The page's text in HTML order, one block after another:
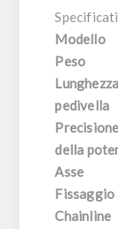
Modello
Peso
Lunghezza
pedivella
Precisione
della
Asse
Fissaggio
Chainline